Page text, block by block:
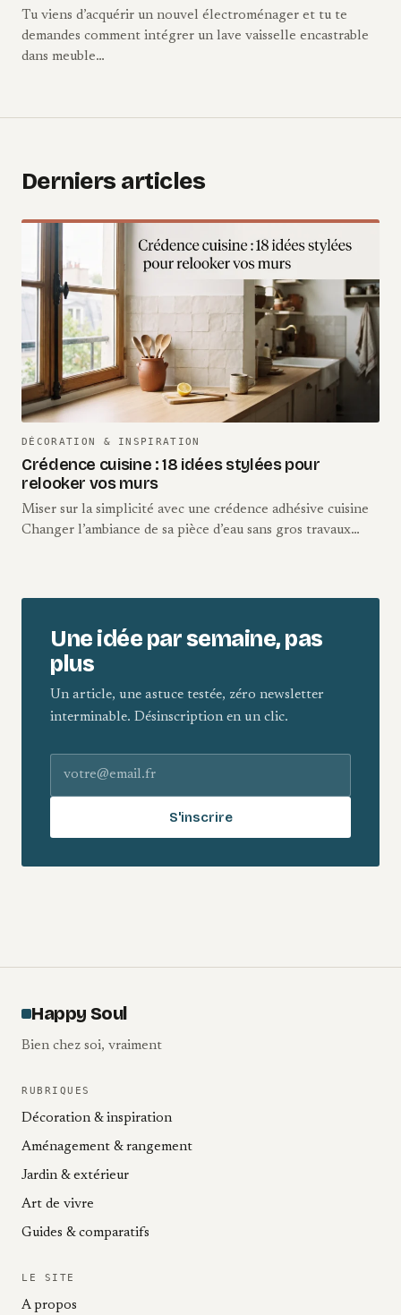
Tu viens d’acquérir un nouvel électroménager et tu te
demandes comment intégrer un lave vaisselle encastrable
dans meuble…
Derniers articles
DÉCORATION & INSPIRATION
Crédence cuisine : 18 idées stylées pour
relooker vos murs
Miser sur la simplicité avec une crédence adhésive cuisine
Changer l’ambiance de sa pièce d’eau sans gros travaux…
Une idée par semaine, pas
plus
Un article, une astuce testée, zéro newsletter
interminable. Désinscription en un clic.
S'inscrire
Happy Soul
Bien chez soi, vraiment
RUBRIQUES
Décoration & inspiration
Aménagement & rangement
Jardin & extérieur
Art de vivre
Guides & comparatifs
LE SITE
A propos